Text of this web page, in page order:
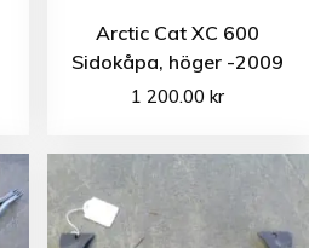
Arctic Cat XC 600
Sidokåpa, höger -2009
1 200.00kr